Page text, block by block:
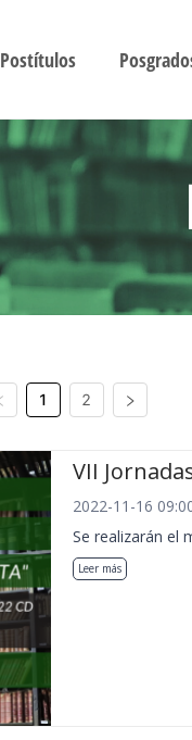
Postítulos
1 2
VII
2022-11-16
Se realizarán el
Leer más